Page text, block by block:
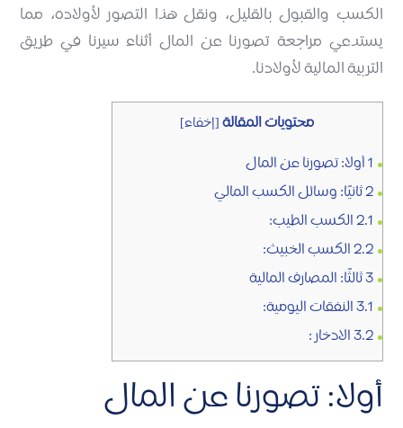
الكسب والقبول بالقليل، ونقل هذا التصور لأولاده، مما
يستدعي مراجعة تصورنا عن المال أثناء سيرنا في طريق
التربية المالية لأولادنا.
محتويات المقالة[إخفاء]
1أولا: تصورنا عن المال
2ثانيًا: وسائل الكسب المالي
2.1الكسب الطيب:
2.2الكسب الخبيث:
3ثالثًا: المصارف المالية
3.1النفقات اليومية:
3.2الادخار :
أولا: تصورنا عن المال